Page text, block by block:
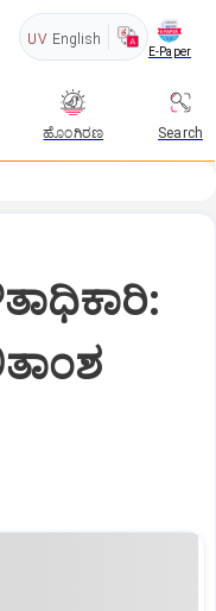
UV English
E-Paper
ಹೊಂಗಿರಣ Search